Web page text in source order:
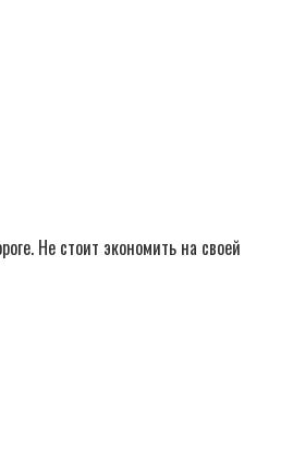
Не стоит экономить на своей